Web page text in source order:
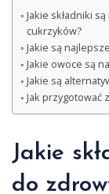
Jakie składniki
cukrzyków?
Jakie są
Jakie owoce są
Jakie są
Jak przygotować
Jakie
do